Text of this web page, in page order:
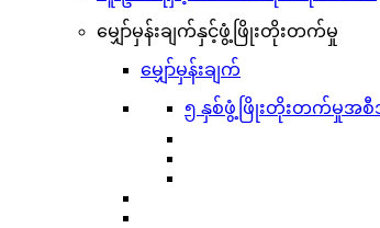
မျှော်မှန်းချက်နှင့်ဖွံ့ဖြိုးတိုးတက်မှု
မျှော်မှန်းချက်
၅ နှစ်ဖွံ့ဖြိုးတိုးတက်မှုအ